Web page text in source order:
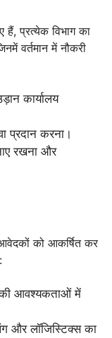
हैं, प्रत्येक विभाग का
वर्तमान में नौकरी
कार्यालय
प्रदान करना।
रखना और
को आकर्षित कर
आवश्यकताओं में
और लॉजिस्टिक्स का